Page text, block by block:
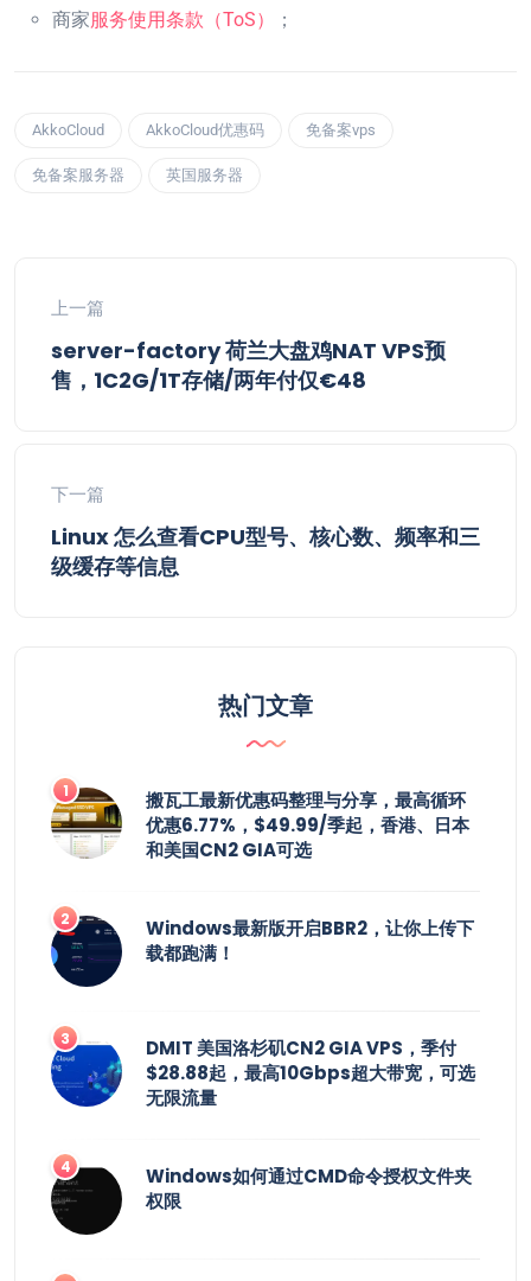
商家服务使用条款（ToS） ；
AkkoCloud AkkoCloud优惠码 免备案vps
免备案服务器 英国服务器
上一篇
server-factory 荷兰大盘鸡NAT VPS预
售，1C2G/1T存储/两年付仅€48
下一篇
Linux 怎么查看CPU型号、核心数、频率和三
级缓存等信息
热门文章
搬瓦工最新优惠码整理与分享，最高循环
优惠6.77%，$49.99/季起，香港、日本
和美国CN2 GIA可选
Windows最新版开启BBR2，让你上传下
载都跑满！
DMIT 美国洛杉矶CN2 GIA VPS，季付
$28.88起，最高10Gbps超大带宽，可选
无限流量
Windows如何通过CMD命令授权文件夹
权限